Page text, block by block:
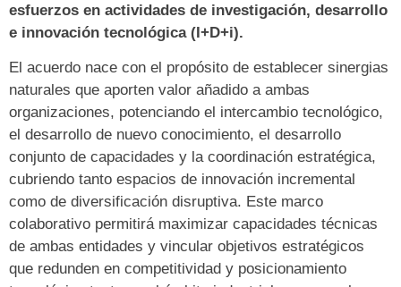
esfuerzos en actividades de investigación, desarrollo
e innovación tecnológica (I+D+i).
El acuerdo nace con el propósito de establecer sinergias
naturales que aporten valor añadido a ambas
organizaciones, potenciando el intercambio tecnológico,
el desarrollo de nuevo conocimiento, el desarrollo
conjunto de capacidades y la coordinación estratégica,
cubriendo tanto espacios de innovación incremental
como de diversificación disruptiva. Este marco
colaborativo permitirá maximizar capacidades técnicas
de ambas entidades y vincular objetivos estratégicos
que redunden en competitividad y posicionamiento